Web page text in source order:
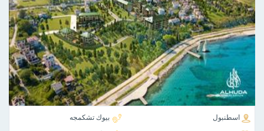
اسطنبول بيوك تشكمجه